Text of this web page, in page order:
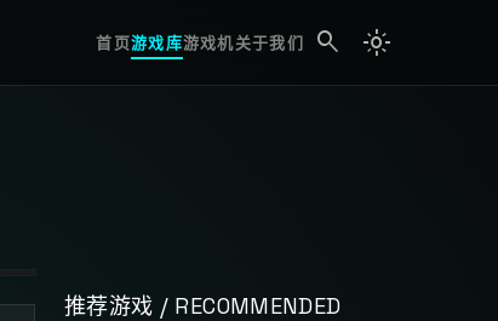
首页游戏库游戏机关于我们 search light_mode
推荐游戏 / RECOMMENDED